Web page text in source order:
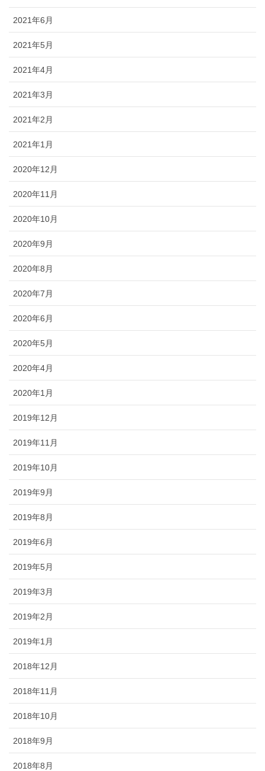
2021年6月
2021年5月
2021年4月
2021年3月
2021年2月
2021年1月
2020年12月
2020年11月
2020年10月
2020年9月
2020年8月
2020年7月
2020年6月
2020年5月
2020年4月
2020年1月
2019年12月
2019年11月
2019年10月
2019年9月
2019年8月
2019年6月
2019年5月
2019年3月
2019年2月
2019年1月
2018年12月
2018年11月
2018年10月
2018年9月
2018年8月